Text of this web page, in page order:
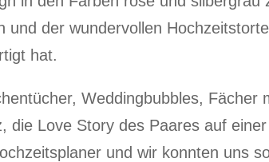
und der wundervollen
hat.
Weddingbubbles,
die Love Story des Paares auf
und wir konnten uns